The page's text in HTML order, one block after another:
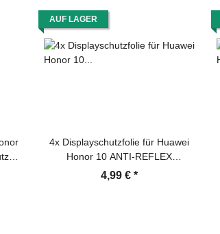
AUF LAGER
4x Displayschutzfolie für Huawei
Honor 10 ANTI-REFLEX
Displayfolie MATT
4,99 € *